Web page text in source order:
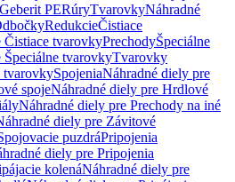
Geberit PERúryTvarovkyNáhradné
RedukcieČistiace
Čistiace tvarovkyPrechodyŠpeciálne
tvarovkyTvarovky
tvarovkySpojeniaNáhradné diely pre
spojeNáhradné diely pre Hrdlové
Náhradné diely pre Prechody na iné
diely pre Závitové
puzdráPripojenia
diely pre Pripojenia
kolenáNáhradné diely pre